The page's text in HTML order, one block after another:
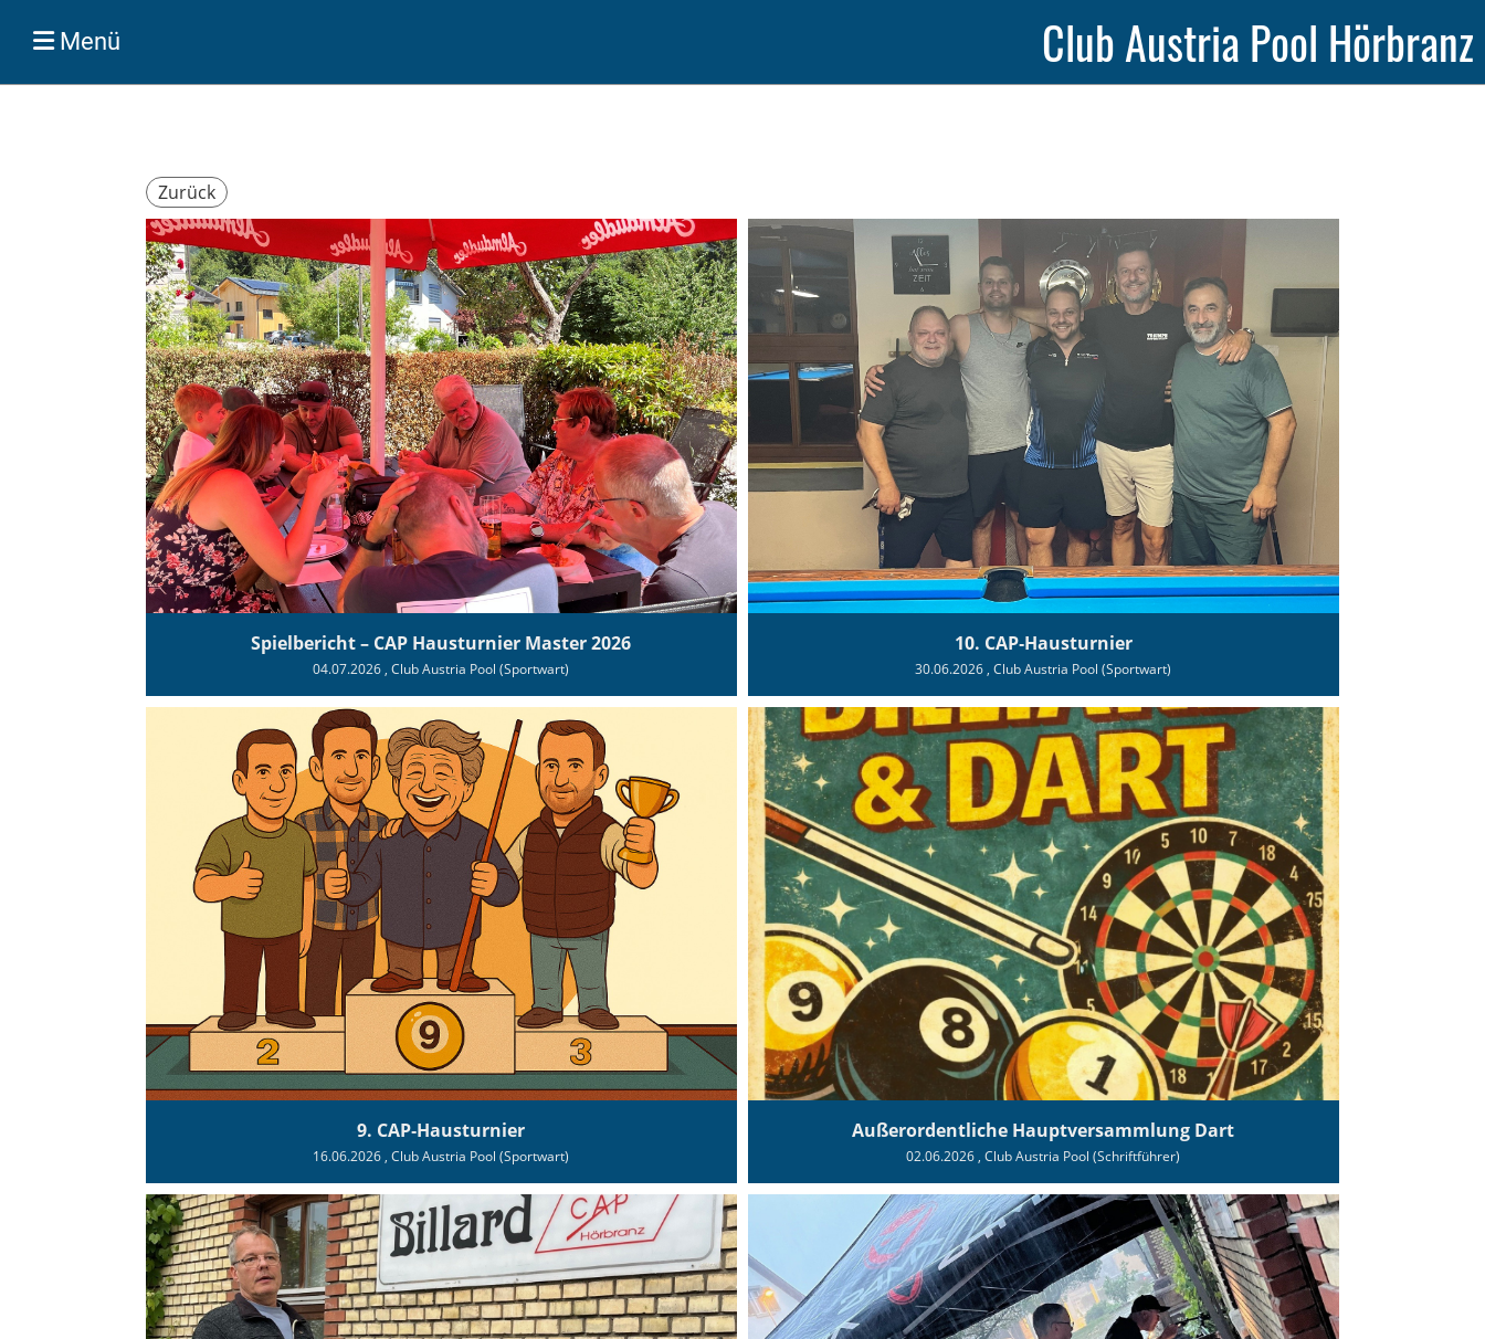
Club Austria Pool Hörbranz
Menü
Zurück
Spielbericht – CAP Hausturnier Master 2026
04.07.2026 , Club Austria Pool (Sportwart)
10. CAP‑Hausturnier
30.06.2026 , Club Austria Pool (Sportwart)
9. CAP‑Hausturnier
16.06.2026 , Club Austria Pool (Sportwart)
Außerordentliche Hauptversammlung Dart
02.06.2026 , Club Austria Pool (Schriftführer)